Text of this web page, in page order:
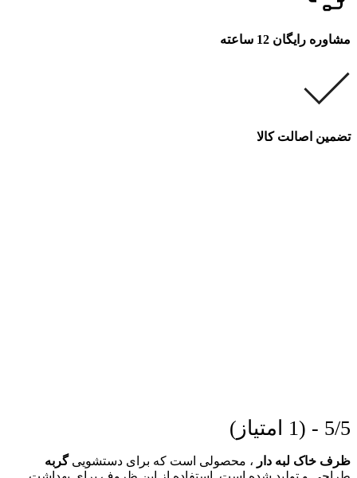
مشاوره رایگان 12 ساعته
تضمین اصالت کالا
5/5 - (1 امتیاز)
ظرف خاک لبه دار ، محصولی است که برای دستشوییگربه